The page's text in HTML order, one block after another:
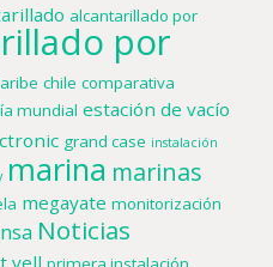
alcantarillado por
por
chile comparativa
mundial estación de vacío
grand case instalación
marina marinas
megayate monitorización
Noticias
vell